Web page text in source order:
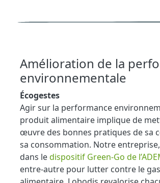
Amélioration de la
environnementale
Écogestes
Agir sur la performance
produit alimentaire implique de
œuvre des bonnes pratiques de sa
sa consommation. Notre
dans ledispositif Green-Go de
entre-autre pour lutter contre le